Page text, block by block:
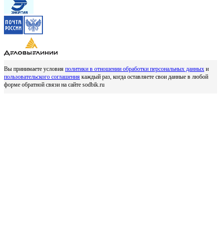
Вы принимаете условия политики в отношении обработки персональных данных и
пользовательского соглашения каждый раз, когда оставляете свои данные в любой
форме обратной связи на сайте sodbik.ru